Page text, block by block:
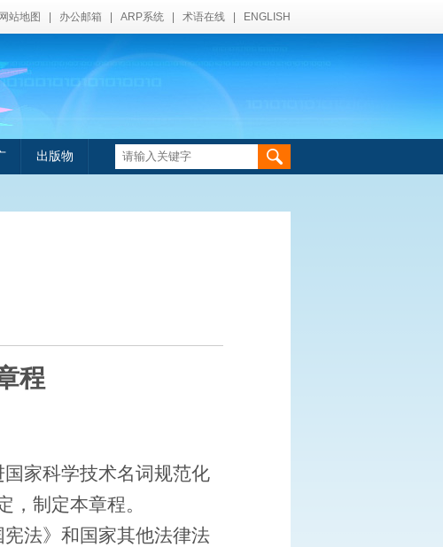
网站地图 办公邮箱 ARP系统 术语在线 ENGLISH
出版物
程
家科学技术名词规范化
制定本章程。
法》和国家其他法律法